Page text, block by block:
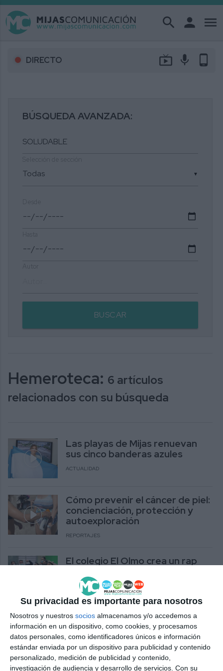
Su privacidad es importante para nosotros
Nosotros y nuestros socios almacenamos y/o accedemos a
información en un dispositivo, como cookies, y procesamos
datos personales, como identificadores únicos e información
estándar enviada por un dispositivo para publicidad y contenido
personalizado, medición de publicidad y contenido,
investigación de audiencia y desarrollo de servicios. Con su
search person menu
DIRECTO live_tv mic phone_android
BÚSQUEDA AVANZADA:
▼
BUSCAR
Hemeroteca: 6 artículos
relacionados con su búsqueda
Las playas de Mijas renuevan
sus cinco banderas azules
ACTUALIDAD
Cómo prevenir el cáncer de piel:
concienciación, protección y
autoexploración
REPORTAJES
El colegio El Olmo crea un rap
importancia de protegerse del
ACTUALIDAD
El Ayuntamiento crea puntos
“soludables” para proteger del
sol a sus trabajadores
ACTUALIDAD